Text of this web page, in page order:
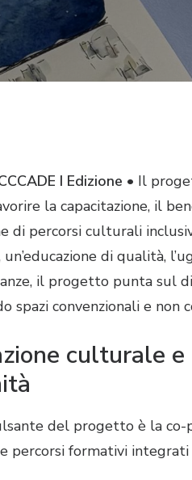
I Edizione • Il
la capacitazione, il
di percorsi culturali
un’educazione di qualità,
il progetto punta sul
spazi convenzionali e non
culturale
del progetto è la co-
percorsi formativi